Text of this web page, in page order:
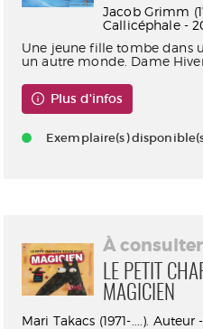
Jacob Grimm
Callicéphale -
Une jeune fille tombe dans
un autre monde. Dame Hiver
Plus d'infos
Exemplaire(s)
À
LE PETIT
MAGICIEN
Mari Takacs (1971-....).